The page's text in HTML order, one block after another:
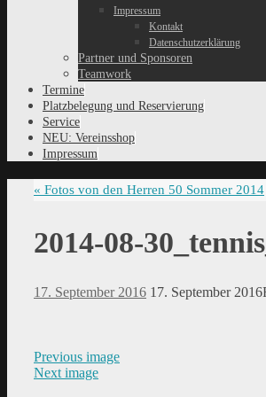
Impressum
Kontakt
Datenschutzerklärung
Partner und Sponsoren
Teamwork
Termine
Platzbelegung und Reservierung
Service
NEU: Vereinsshop
Impressum
« Fotos von den Herren 50 Sommer 2014
2014-08-
17. September 2016 17. September 2016
Previous image
Next image